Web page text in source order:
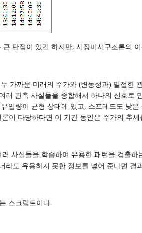
단점이 있긴 하지만, 시장미시구조론의
가까운 미래의 주가와 (변동성과) 밀접한
관측 사실들을 종합해서 하나의 신호로
입량이 균형 상태에 있고, 스프레드도 낮은
이 타당하다면 이 기간 동안은 주가의 추세
사실들을 학습하여 유용한 패턴을 검출하
도 유용하지 못한 정보를 넣어 준다면 결
스크립트이다.